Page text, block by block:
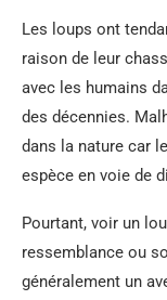
Les loups ont
raison de leur
avec les humains
des décennies.
dans la nature car
espèce en voie de
Pourtant, voir un
ressemblance ou
généralement un